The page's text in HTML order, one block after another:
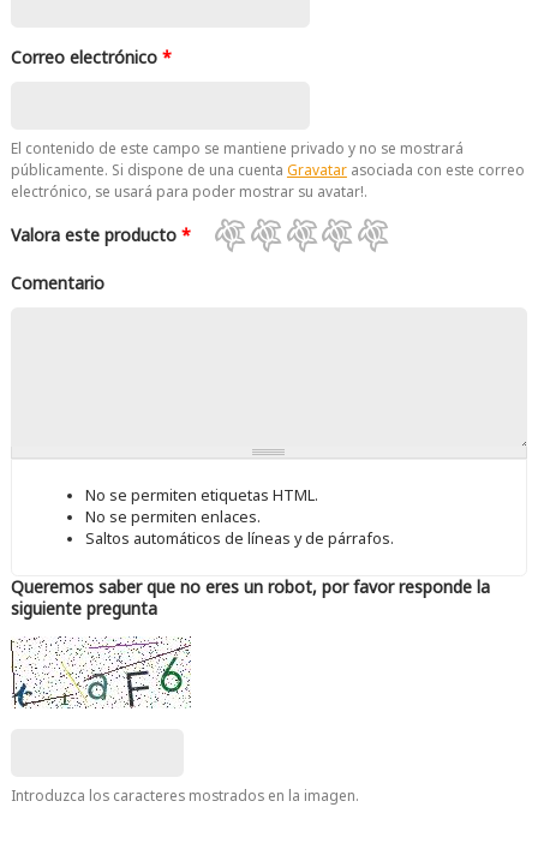
Correo electrónico *
El contenido de este campo se mantiene privado y no se mostrará
públicamente. Si dispone de una cuenta Gravatarasociada con este correo
electrónico, se usará para poder mostrar su avatar!.
Valora este producto *
Comentario
No se permiten etiquetas HTML.
No se permiten enlaces.
Saltos automáticos de líneas y de párrafos.
Queremos saber que no eres un robot, por favor responde la
siguiente pregunta
Introduzca los caracteres mostrados en la imagen.